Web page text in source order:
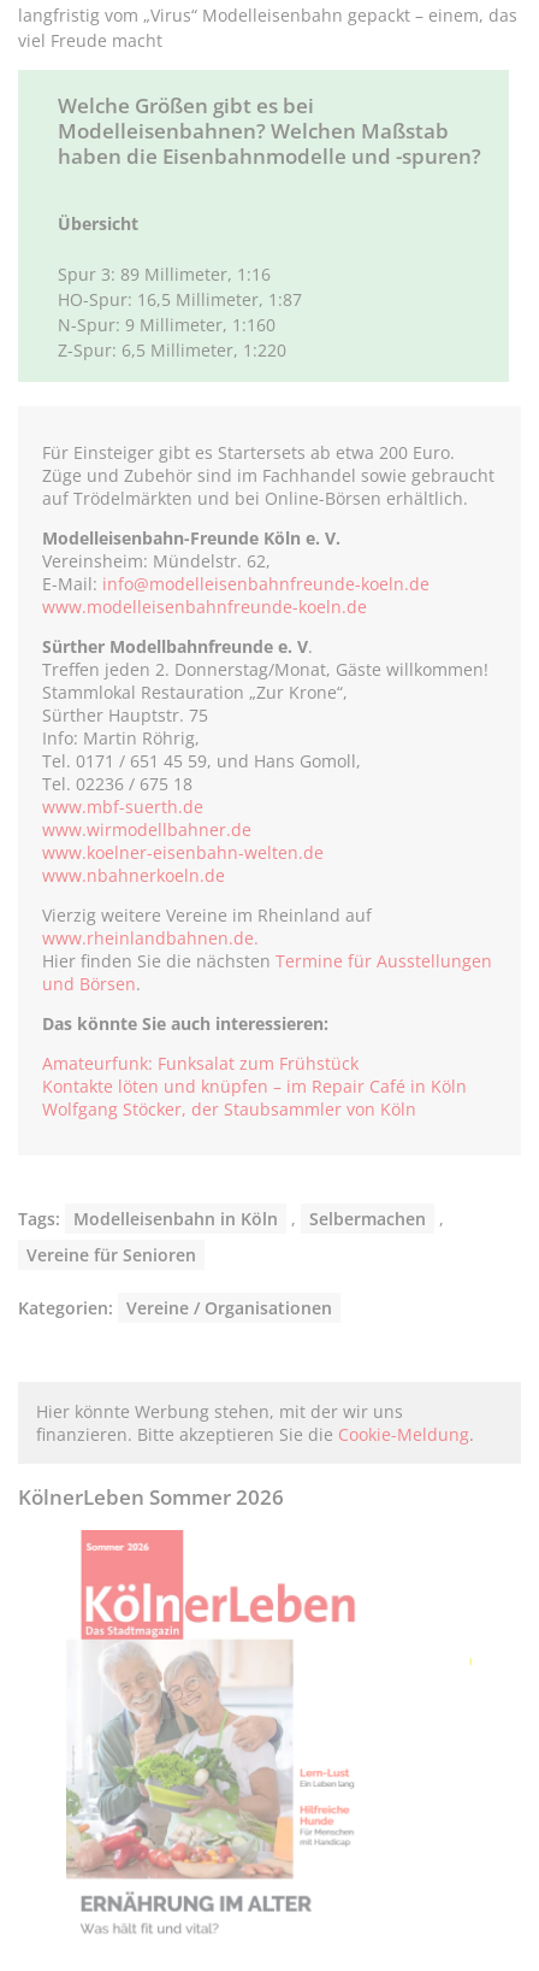
langfristig vom „Virus“ Modelleisenbahn gepackt – einem, das
viel Freude macht
Welche Größen gibt es bei
Modelleisenbahnen? Welchen Maßstab
haben die Eisenbahnmodelle und -spuren?
Übersicht
Spur 3: 89 Millimeter, 1:16
HO-Spur: 16,5 Millimeter, 1:87
N-Spur: 9 Millimeter, 1:160
Z-Spur: 6,5 Millimeter, 1:220
Für Einsteiger gibt es Startersets ab etwa 200 Euro.
Züge und Zubehör sind im Fachhandel sowie gebraucht
auf Trödelmärkten und bei Online-Börsen erhältlich.
Modelleisenbahn-Freunde Köln e. V.
Vereinsheim: Mündelstr. 62,
E-Mail: info@modelleisenbahnfreunde-koeln.de
www.modelleisenbahnfreunde-koeln.de
Sürther Modellbahnfreunde e. V.
Treffen jeden 2. Donnerstag/Monat, Gäste willkommen!
Stammlokal Restauration „Zur Krone“,
Sürther Hauptstr. 75
Info: Martin Röhrig,
Tel. 0171 / 651 45 59, und Hans Gomoll,
Tel. 02236 / 675 18
www.mbf-suerth.de
www.wirmodellbahner.de
www.koelner-eisenbahn-welten.de
www.nbahnerkoeln.de
Vierzig weitere Vereine im Rheinland auf
www.rheinlandbahnen.de.
Hier finden Sie die nächsten Termine für Ausstellungen
und Börsen.
Das könnte Sie auch interessieren:
Amateurfunk: Funksalat zum Frühstück
Kontakte löten und knüpfen – im Repair Café in Köln
Wolfgang Stöcker, der Staubsammler von Köln
Tags: Modelleisenbahn in Köln , Selbermachen
,
Vereine für Senioren
Kategorien: Vereine / Organisationen
Hier könnte Werbung stehen, mit der wir uns
finanzieren. Bitte akzeptieren Sie die Cookie-Meldung.
KölnerLeben Sommer 2026